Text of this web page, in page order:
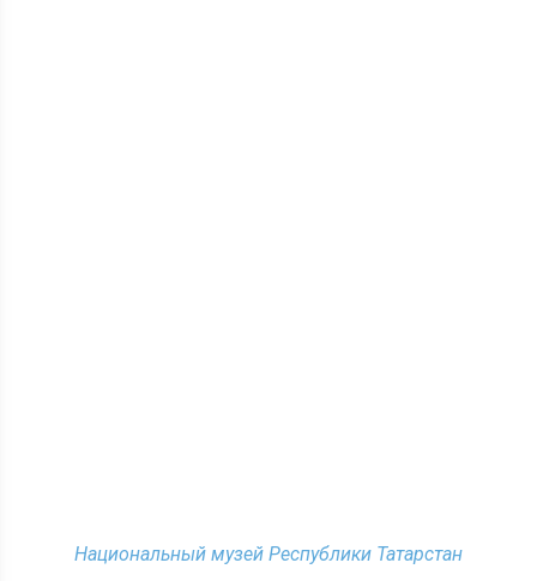
Национальный музей Республики Татарстан